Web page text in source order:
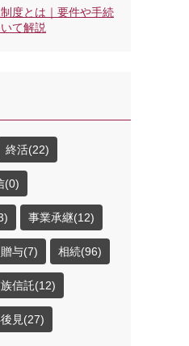
度とは｜要件や手続
て解説
終活(22)
(0)
事業承継(12)
贈与(7) 相続(96)
信託(12)
見(27)